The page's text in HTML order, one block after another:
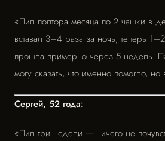
«Пил полтора месяца по 2 чашки в
вставал 3–4 раза за ночь, теперь
прошла примерно через 5 недель.
могу сказать, что именно помогло,
Сергей, 52 года:
«Пил три недели — ничего не